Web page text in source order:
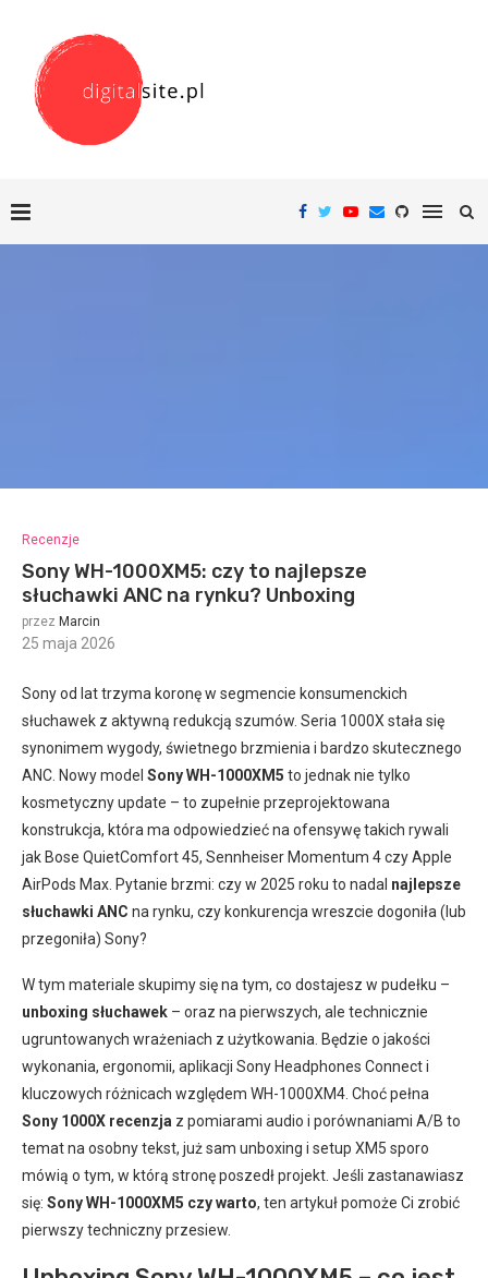
Recenzje
Sony WH-1000XM5: czy to najlepsze
słuchawki ANC na rynku? Unboxing
przez Marcin
25 maja 2026
Sony od lat trzyma koronę w segmencie konsumenckich
słuchawek z aktywną redukcją szumów. Seria 1000X stała się
synonimem wygody, świetnego brzmienia i bardzo skutecznego
ANC. Nowy model Sony WH-1000XM5 to jednak nie tylko
kosmetyczny update – to zupełnie przeprojektowana
konstrukcja, która ma odpowiedzieć na ofensywę takich rywali
jak Bose QuietComfort 45, Sennheiser Momentum 4 czy Apple
AirPods Max. Pytanie brzmi: czy w 2025 roku to nadal najlepsze
słuchawki ANC na rynku, czy konkurencja wreszcie dogoniła (lub
przegoniła) Sony?
W tym materiale skupimy się na tym, co dostajesz w pudełku –
unboxing słuchawek – oraz na pierwszych, ale technicznie
ugruntowanych wrażeniach z użytkowania. Będzie o jakości
wykonania, ergonomii, aplikacji Sony Headphones Connect i
kluczowych różnicach względem WH-1000XM4. Choć pełna
Sony 1000X recenzja z pomiarami audio i porównaniami A/B to
temat na osobny tekst, już sam unboxing i setup XM5 sporo
mówią o tym, w którą stronę poszedł projekt. Jeśli zastanawiasz
się: Sony WH-1000XM5 czy warto, ten artykuł pomoże Ci zrobić
pierwszy techniczny przesiew.